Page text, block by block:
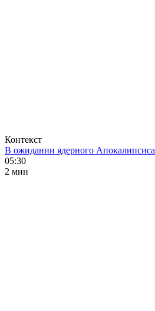
Контекст
В ожидании ядерного Апокалипсиса
05:30
2 мин